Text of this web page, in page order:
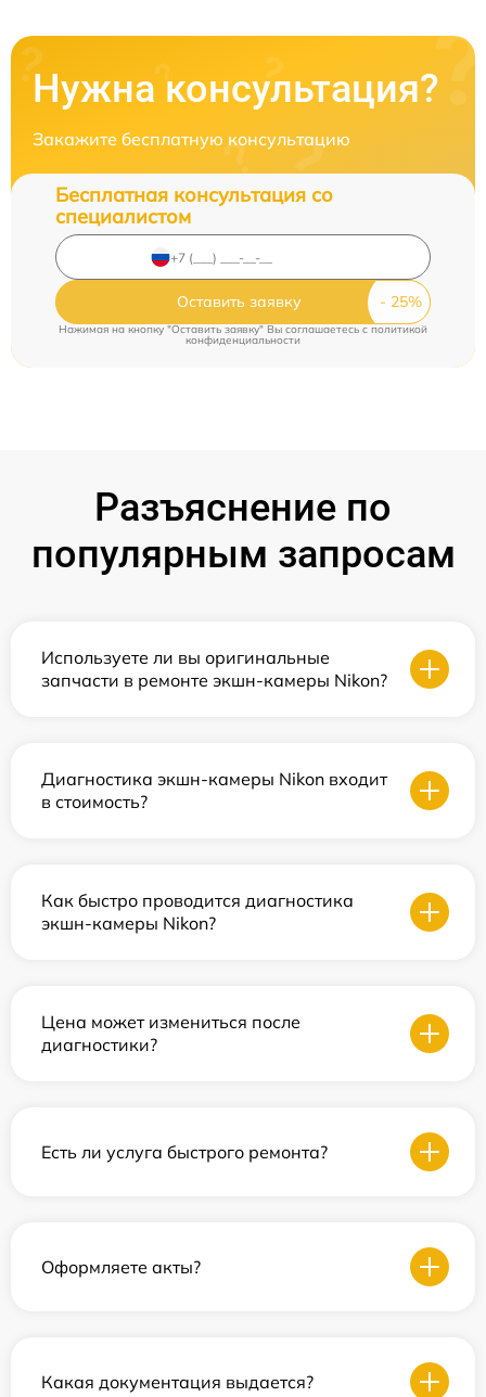
Нужна консультация?
Закажите бесплатную консультацию
Бесплатная консультация со
специалистом
Оставить заявку
Нажимая на кнопку "Оставить заявку" Вы соглашаетесь cполитикой
конфиденциальности
Разъяснение по
популярным запросам
Используете ли вы оригинальные
запчасти в ремонте экшн-камеры Nikon?
Диагностика экшн-камеры Nikon входит
в стоимость?
Как быстро проводится диагностика
экшн-камеры Nikon?
Цена может измениться после
диагностики?
Есть ли услуга быстрого ремонта?
Оформляете акты?
Какая документация выдается?